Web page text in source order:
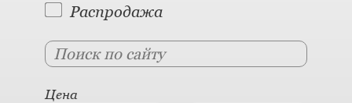
Распродажа
Цена